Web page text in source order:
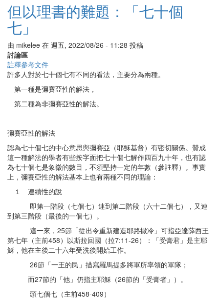
經
大
-
但
以
理
書
但以理書的難題：「七十個
七」
由 mikelee 在 週五, 2022/08/26 - 11:28 投稿
討論區
註釋參考文件
許多人對於七十個七有不同的看法，主要分為兩種。
第一種是彌賽亞性的解法，
第二種為非彌賽亞性的解法。
彌賽亞性的解法
認為七十個七的中心意思與彌賽亞（耶穌基督）有密切關係。贊成
這一種解法的學者有些按字面把七十個七解作四百九十年，也有認
為七十個七是象徵的數目，不須堅持一定的年數（參註釋）。事實
上，彌賽亞性的解法基本上也有兩種不同的理論：
１ 連續性的說
即第一階段（七個七）連到第二階段（六十二個七），又連
到第三階段（最後的一個七）。
這一來，25節「從出令重新建造耶路撒冷」可指亞達薛西王
第七年（主前458）以斯拉回國（拉7:11-26）：「受膏君」是主耶
穌，他在主後二十六年受洗後開始工作。
26節「一王的民」描寫羅馬提多將軍所率領的軍隊；
而27節的「他」仍指主耶穌（26節的「受膏者」）。
頭七個七（主前458-409）